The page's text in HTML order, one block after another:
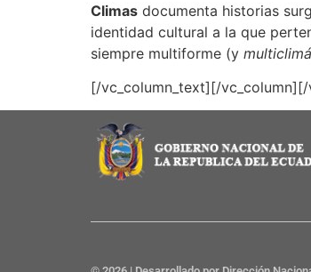
Climas documenta historias
identidad cultural a la que
siempre multiforme (y
[/vc_column_text][/